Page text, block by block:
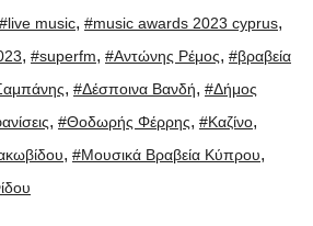
#live music, #music awards 2023 cyprus,
, #superfm, #Αντώνης Ρέμος, #βραβεία
, #Δέσποινα Βανδή, #Δήμος
, #Θοδωρής Φέρρης, #Καζίνο,
, #Μουσικά Βραβεία Κύπρου,